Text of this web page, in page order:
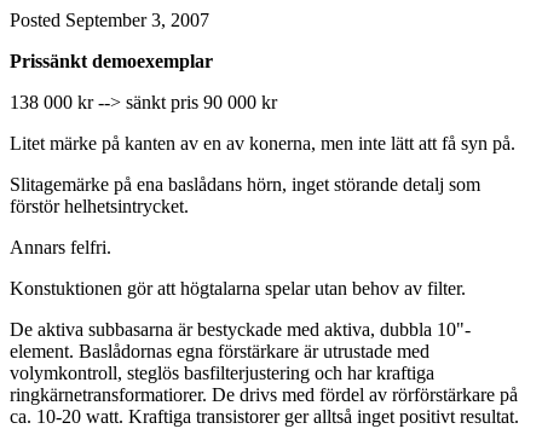
Posted September 3, 2007
Prissänkt demoexemplar
138 000 kr --> sänkt pris 90 000 kr
Litet märke på kanten av en av konerna, men inte lätt att få syn på.
Slitagemärke på ena baslådans hörn, inget störande detalj som
förstör helhetsintrycket.
Annars felfri.
Konstuktionen gör att högtalarna spelar utan behov av filter.
De aktiva subbasarna är bestyckade med aktiva, dubbla 10"-
element. Baslådornas egna förstärkare är utrustade med
volymkontroll, steglös basfilterjustering och har kraftiga
ringkärnetransformatiorer. De drivs med fördel av rörförstärkare på
ca. 10-20 watt. Kraftiga transistorer ger alltså inget positivt resultat.